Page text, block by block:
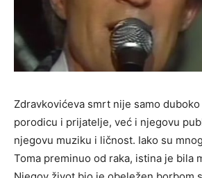
Zdravkovićeva smrt nije samo
porodicu i prijatelje, već i njegovu
njegovu muziku i ličnost. Iako su
Toma preminuo od raka, istina je bila